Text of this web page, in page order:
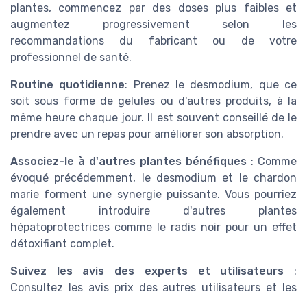
plantes, commencez par des doses plus faibles et
augmentez progressivement selon les
recommandations du fabricant ou de votre
professionnel de santé.
Routine quotidienne: Prenez le desmodium, que ce
soit sous forme de gelules ou d'autres produits, à la
même heure chaque jour. Il est souvent conseillé de le
prendre avec un repas pour améliorer son absorption.
Associez-le à d'autres plantes bénéfiques : Comme
évoqué précédemment, le desmodium et le chardon
marie forment une synergie puissante. Vous pourriez
également introduire d'autres plantes
hépatoprotectrices comme le radis noir pour un effet
détoxifiant complet.
Suivez les avis des experts et utilisateurs :
Consultez les avis prix des autres utilisateurs et les